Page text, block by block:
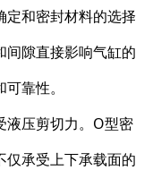
定和密封材料的选择
间隙直接影响气缸的
靠性。
液压剪切力。O型密
仅承受上下承载面的